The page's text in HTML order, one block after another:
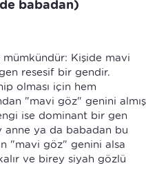
babadan)
Kişide mavi
resesif bir gendir.
olması için hem
"mavi göz" genini almış
ise dominant bir gen
anne ya da babadan bu
"mavi göz" genini alsa
ve birey siyah gözlü